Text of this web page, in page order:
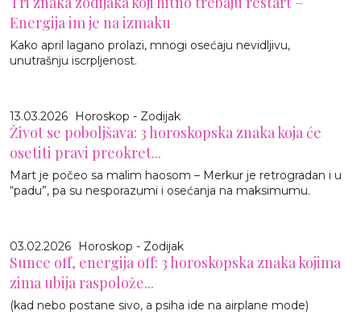
Energija im je na izmaku
Kako april lagano prolazi, mnogi osećaju nevidljivu,
unutrašnju iscrpljenost.
13.03.2026 Horoskop - Zodijak
Život se poboljšava: 3 horoskopska znaka koja će
osetiti pravi preokret...
Mart je počeo sa malim haosom – Merkur je retrogradan i u
“padu”, pa su nesporazumi i osećanja na maksimumu.
03.02.2026 Horoskop - Zodijak
Sunce off, energija off: 3 horoskopska znaka kojima
zima ubija raspolože...
(kad nebo postane sivo, a psiha ide na airplane mode)